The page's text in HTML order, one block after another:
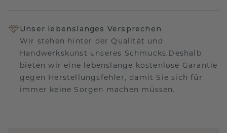
Unser lebenslanges Versprechen
Wir stehen hinter der Qualität und
Handwerkskunst unseres Schmucks.Deshalb
bieten wir eine lebenslange kostenlose Garantie
gegen Herstellungsfehler, damit Sie sich für
immer keine Sorgen machen müssen.